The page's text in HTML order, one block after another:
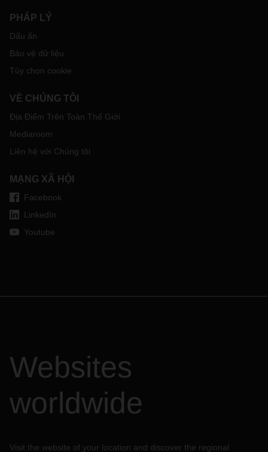
PHÁP LÝ
Dấu ấn
Bảo vệ dữ liệu
Tùy chọn cookie
VỀ CHÚNG TÔI
Địa Điểm Trên Toàn Thế Giới
Mediaroom
Liên hệ với Chúng tôi
MẠNG XÃ HỘI
Facebook
LinkedIn
Youtube
Websites
worldwide
Visit the website of your location and discover the regional